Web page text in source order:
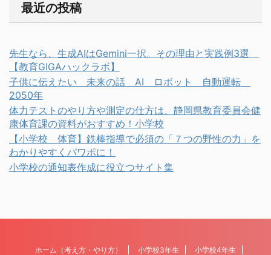
最近の投稿
先生なら、生成AIはGemini一択。その理由と実践例3選
【教育GIGAハックラボ】
子供に伝えたい 未来の話 AI ロボット 自動運転
2050年
体力テストのやり方や測定の仕方は、静岡県教育委員会健
康体育課の資料がおすすめ！小学校
【小学校 体育】鉄棒指導で必須の「７つの野性の力」を
わかりやすくパワポに！
小学校の通知表作成に役立つサイト集
ホーム（考え方・やり方） 小学校3年生 小学校4年生